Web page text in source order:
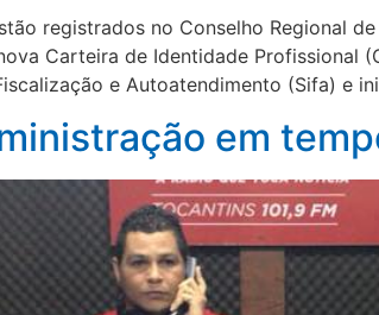
registrados no Conselho Regional
Carteira de Identidade Profissional
e Autoatendimento (Sifa) e
em